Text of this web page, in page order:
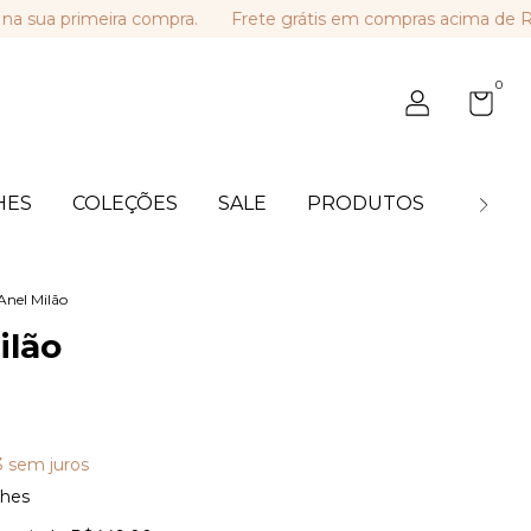
primeira compra. Frete grátis em compras acima de R$
0
COLEÇÕES SALE PRODUTOS BLOG
Milão
sem juros